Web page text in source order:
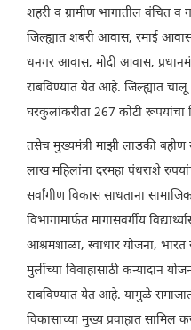
शहरी व ग्रामीण भागातील वंचित
जिल्ह्यात शबरी आवास, रमाई
धनगर आवास, मोदी आवास,
राबविण्यात येत आहे. जिल्ह्यात
घरकुलांकरीता 267 कोटी
तसेच मुख्यमंत्री माझी लाडकी बहीण
लाख महिलांना दरमहा पंधराशे
सर्वांगीण विकास साधताना
विभागामार्फत मागासवर्गीय
आश्रमशाळा, स्वाधार योजना, भारत
मुलींच्या विवाहासाठी कन्यादान
राबविण्यात येत आहे. यामुळे
विकासाच्या मुख्य प्रवाहात